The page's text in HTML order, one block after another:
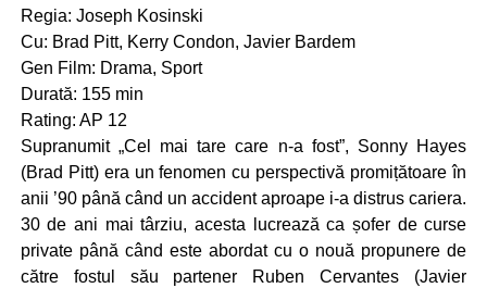
Regia: Joseph Kosinski
Cu: Brad Pitt, Kerry Condon, Javier Bardem
Gen Film: Drama, Sport
Durată: 155 min
Rating: AP 12
Supranumit „Cel mai tare care n-a fost”, Sonny Hayes
(Brad Pitt) era un fenomen cu perspectivă promițătoare în
anii ’90 până când un accident aproape i-a distrus cariera.
30 de ani mai târziu, acesta lucrează ca șofer de curse
private până când este abordat cu o nouă propunere de
către fostul său partener Ruben Cervantes (Javier